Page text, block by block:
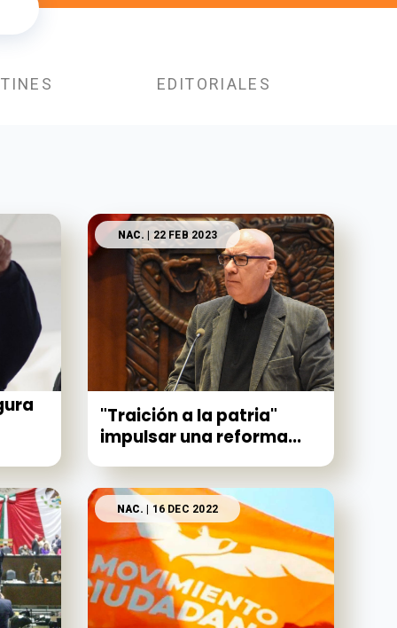
EDITORIALES
NAC. | 22 FEB 2023
"Traición a la patria"
impulsar una reforma...
NAC. | 16 DEC 2022